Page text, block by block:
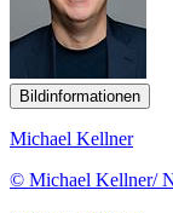
Bildinformationen
Michael Kellner
© Michael Kellner/
Kellner, Michael
Bündnis 90/Die